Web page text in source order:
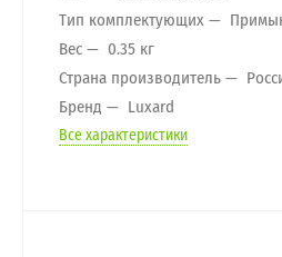
Тип комплектующих
Вес
0.35 кг
Страна производитель
Бренд
Luxard
Все характеристики